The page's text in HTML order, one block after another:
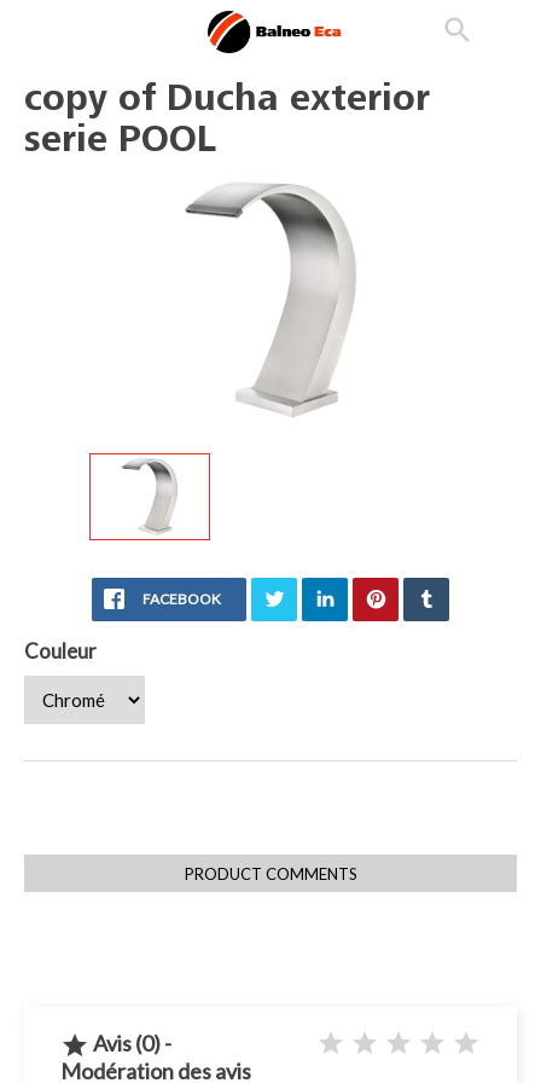
search
copy of Ducha exterior
serie POOL
FACEBOOK
Couleur
PRODUCT COMMENTS
 Avis (0) -
Modération des avis